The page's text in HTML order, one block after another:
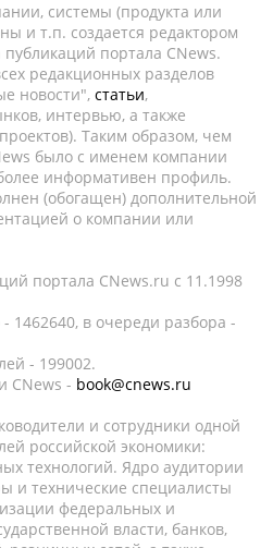
системы (продукта или
и т.п. создается редактором
портала CNews.
редакционных разделов
новости", статьи,
интервью, а также
Таким образом, чем
было с именем компании
информативен профиль.
(обогащен) дополнительной
о компании или
портала CNews.ru c 11.1998
в очереди разбора -
- 199002.
CNews - book@cnews.ru
и сотрудники одной
российской экономики:
технологий. Ядро аудитории
и технические специалисты
федеральных и
власти, банков,